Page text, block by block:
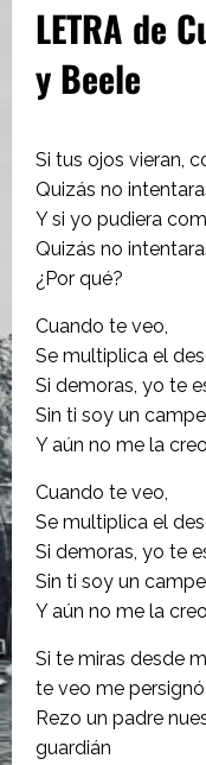
LETRA de
y Beele
Si tus ojos vieran,
Quizás no
Y si yo pudiera
Quizás no
¿Por qué?
Cuando te veo,
Se multiplica el
Si demoras, yo te
Sin ti soy un
Y aún no me la
Cuando te veo,
Se multiplica el
Si demoras, yo te
Sin ti soy un
Y aún no me la creo
Si te miras desde
te veo me persignó
Rezo un padre
guardián